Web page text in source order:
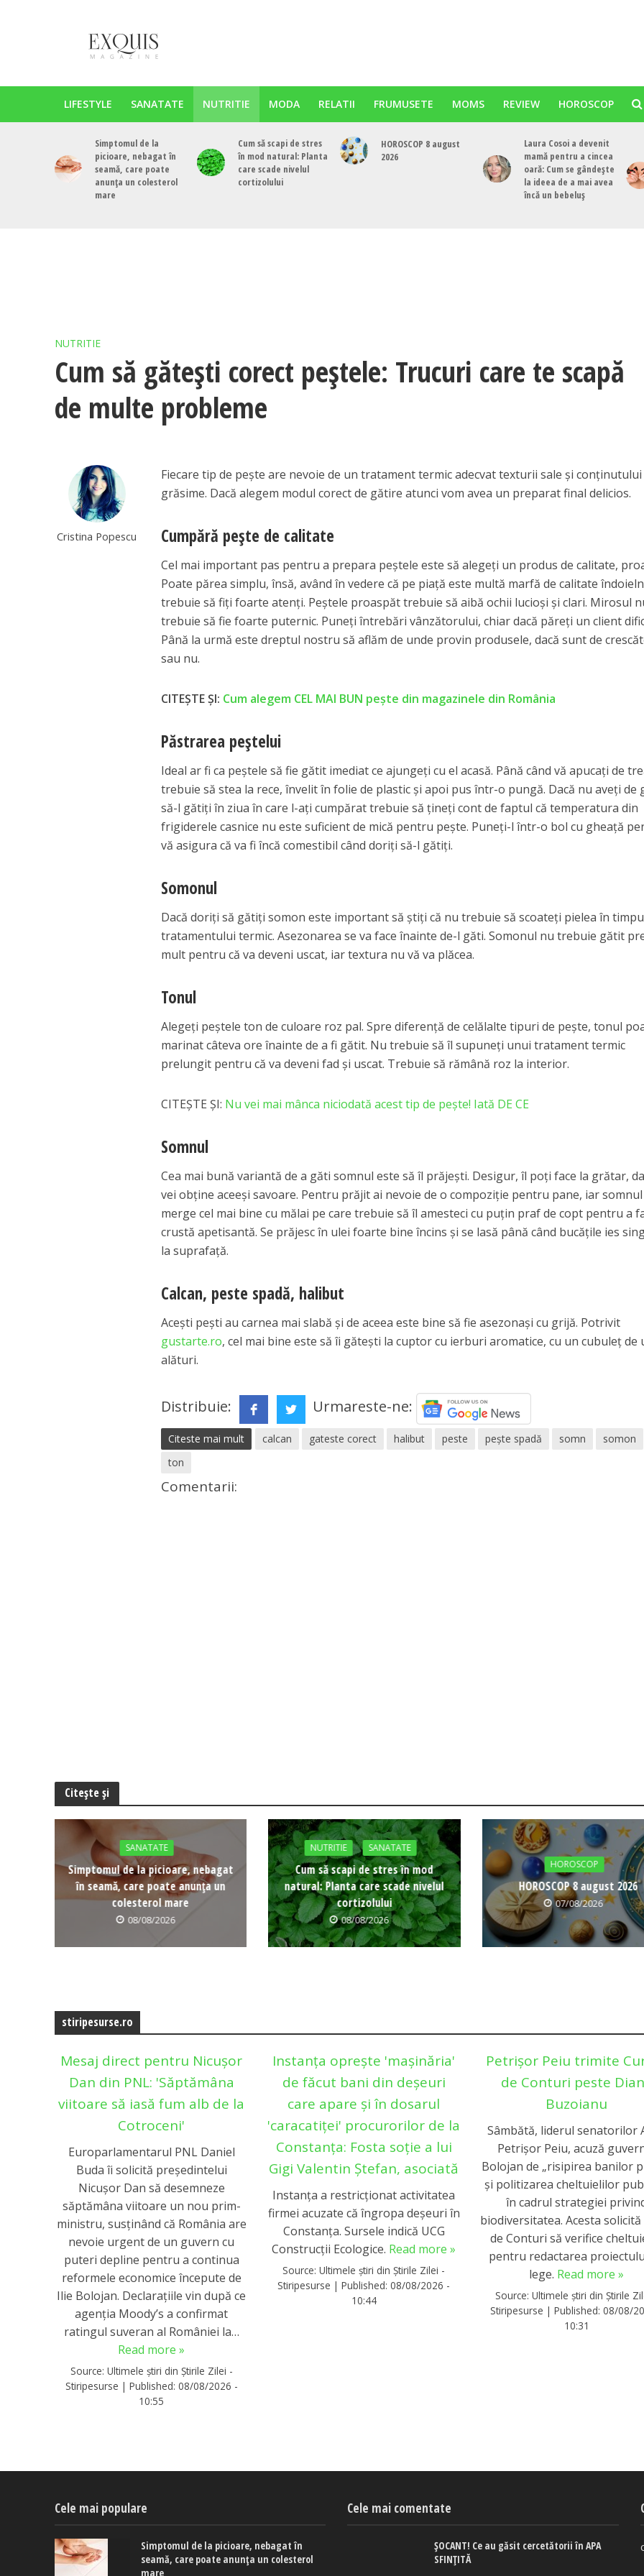
LIFESTYLE SANATATE NUTRITIE MODA RELATII FRUMUSETE MOMS REVIEW HOROSCOP
Simptomul de la
picioare, nebagat în
seamă, care poate
anunța un colesterol
mare
Cum să scapi de stres
în mod natural: Planta
care scade nivelul
cortizolului
HOROSCOP 8 august
2026
Laura Cosoi a devenit
mamă pentru a cincea
oară: Cum se gândește
la ideea de a mai avea
încă un bebeluș
NUTRITIE
Cum să găteşti corect peştele: Trucuri care te scapă
de multe probleme
Cristina Popescu
Fiecare tip de peşte are nevoie de un tratament termic adecvat texturii sale şi conţinutului
grăsime. Dacă alegem modul corect de gătire atunci vom avea un preparat final delicios.
Cumpără peşte de calitate
Cel mai important pas pentru a prepara peştele este să alegeţi un produs de calitate,
Poate părea simplu, însă, având în vedere că pe piaţă este multă marfă de calitate
trebuie să fiţi foarte atenţi. Peştele proaspăt trebuie să aibă ochii lucioşi şi clari. Mirosul
trebuie să fie foarte puternic. Puneţi întrebări vânzătorului, chiar dacă păreţi un client
Până la urmă este dreptul nostru să aflăm de unde provin produsele, dacă sunt de
sau nu.
CITEȘTE ȘI: Cum alegem CEL MAI BUN peşte din magazinele din România
Păstrarea peştelui
Ideal ar fi ca peştele să fie gătit imediat ce ajungeţi cu el acasă. Până când vă apucaţi de
trebuie să stea la rece, învelit în folie de plastic şi apoi pus într-o pungă. Dacă nu aveţi de
să-l gătiţi în ziua în care l-aţi cumpărat trebuie să ţineţi cont de faptul că temperatura din
frigiderele casnice nu este suficient de mică pentru peşte. Puneţi-l într-o bol cu gheaţă
vă asigura că va fi încă comestibil când doriţi să-l gătiţi.
Somonul
Dacă doriţi să gătiţi somon este important să ştiţi că nu trebuie să scoateţi pielea în
tratamentului termic. Asezonarea se va face înainte de-l găti. Somonul nu trebuie gătit
mult pentru că va deveni uscat, iar textura nu vă va plăcea.
Tonul
Alegeţi peştele ton de culoare roz pal. Spre diferenţă de celălalte tipuri de peşte, tonul
marinat câteva ore înainte de a fi gătit. Nu trebuie să îl supuneţi unui tratament termic
prelungit pentru că va deveni fad şi uscat. Trebuie să rămână roz la interior.
CITEȘTE ȘI: Nu vei mai mânca niciodată acest tip de pește! Iată DE CE
Somnul
Cea mai bună variantă de a găti somnul este să îl prăjești. Desigur, îl poţi face la grătar,
vei obţine aceeşi savoare. Pentru prăjit ai nevoie de o compoziţie pentru pane, iar somnul
merge cel mai bine cu mălai pe care trebuie să îl amesteci cu puţin praf de copt pentru a
crustă apetisantă. Se prăjesc în ulei foarte bine încins şi se lasă până când bucăţile ies
la suprafaţă.
Calcan, peste spadă, halibut
Aceşti peşti au carnea mai slabă şi de aceea este bine să fie asezonaşi cu grijă. Potrivit
gustarte.ro, cel mai bine este să îi găteşti la cuptor cu ierburi aromatice, cu un cubuleţ de
alături.
Distribuie: Urmareste-ne:
Citeste mai mult calcan gateste corect halibut peste pește spadă somn
somon
ton
Comentarii:
Citește și
SANATATE
Simptomul de la picioare, nebagat
în seamă, care poate anunța un
colesterol mare
08/08/2026
NUTRITIE SANATATE
Cum să scapi de stres în mod
natural: Planta care scade nivelul
cortizolului
08/08/2026
HOROSCOP
HOROSCOP 8 august 2026
07/08/2026
stiripesurse.ro
Mesaj direct pentru Nicușor
Dan din PNL: 'Săptămâna
viitoare să iasă fum alb de la
Cotroceni'
Europarlamentarul PNL Daniel
Buda îi solicită președintelui
Nicușor Dan să desemneze
săptămâna viitoare un nou prim-
ministru, susținând că România are
nevoie urgent de un guvern cu
puteri depline pentru a continua
reformele economice începute de
Ilie Bolojan. Declarațiile vin după ce
agenția Moody’s a confirmat
ratingul suveran al României la…
Read more »
Source: Ultimele știri din Știrile Zilei -
Stiripesurse | Published: 08/08/2026 -
10:55
Instanța oprește 'mașinăria'
de făcut bani din deșeuri
care apare și în dosarul
'caracatiței' procurorilor de la
Constanța: Fosta soție a lui
Gigi Valentin Ștefan, asociată
Instanța a restricționat activitatea
firmei acuzate că îngropa deșeuri în
Constanța. Sursele indică UCG
Construcții Ecologice. Read more »
Source:Ultimele știri din Știrile Zilei -
Stiripesurse |Published:08/08/2026 -
10:44
Petrișor Peiu trimite
de Conturi peste
Buzoianu
Sâmbătă, liderul senatorilor
Petrișor Peiu, acuză
Bolojan de „risipirea banilor
și politizarea cheltuielilor
în cadrul strategiei
biodiversitatea. Acesta
de Conturi să verifice
pentru redactarea
lege. Read more »
Source:Ultimele știri din Știrile
Stiripesurse |Published:08/08/
10:31
Cele mai populare
Simptomul de la picioare, nebagat în
seamă, care poate anunța un colesterol
mare
Cele mai comentate
ȘOCANT! Ce au găsit cercetătorii în APA
SFINȚITĂ